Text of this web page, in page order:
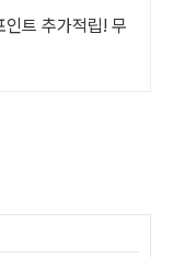
트 추가적립! 무